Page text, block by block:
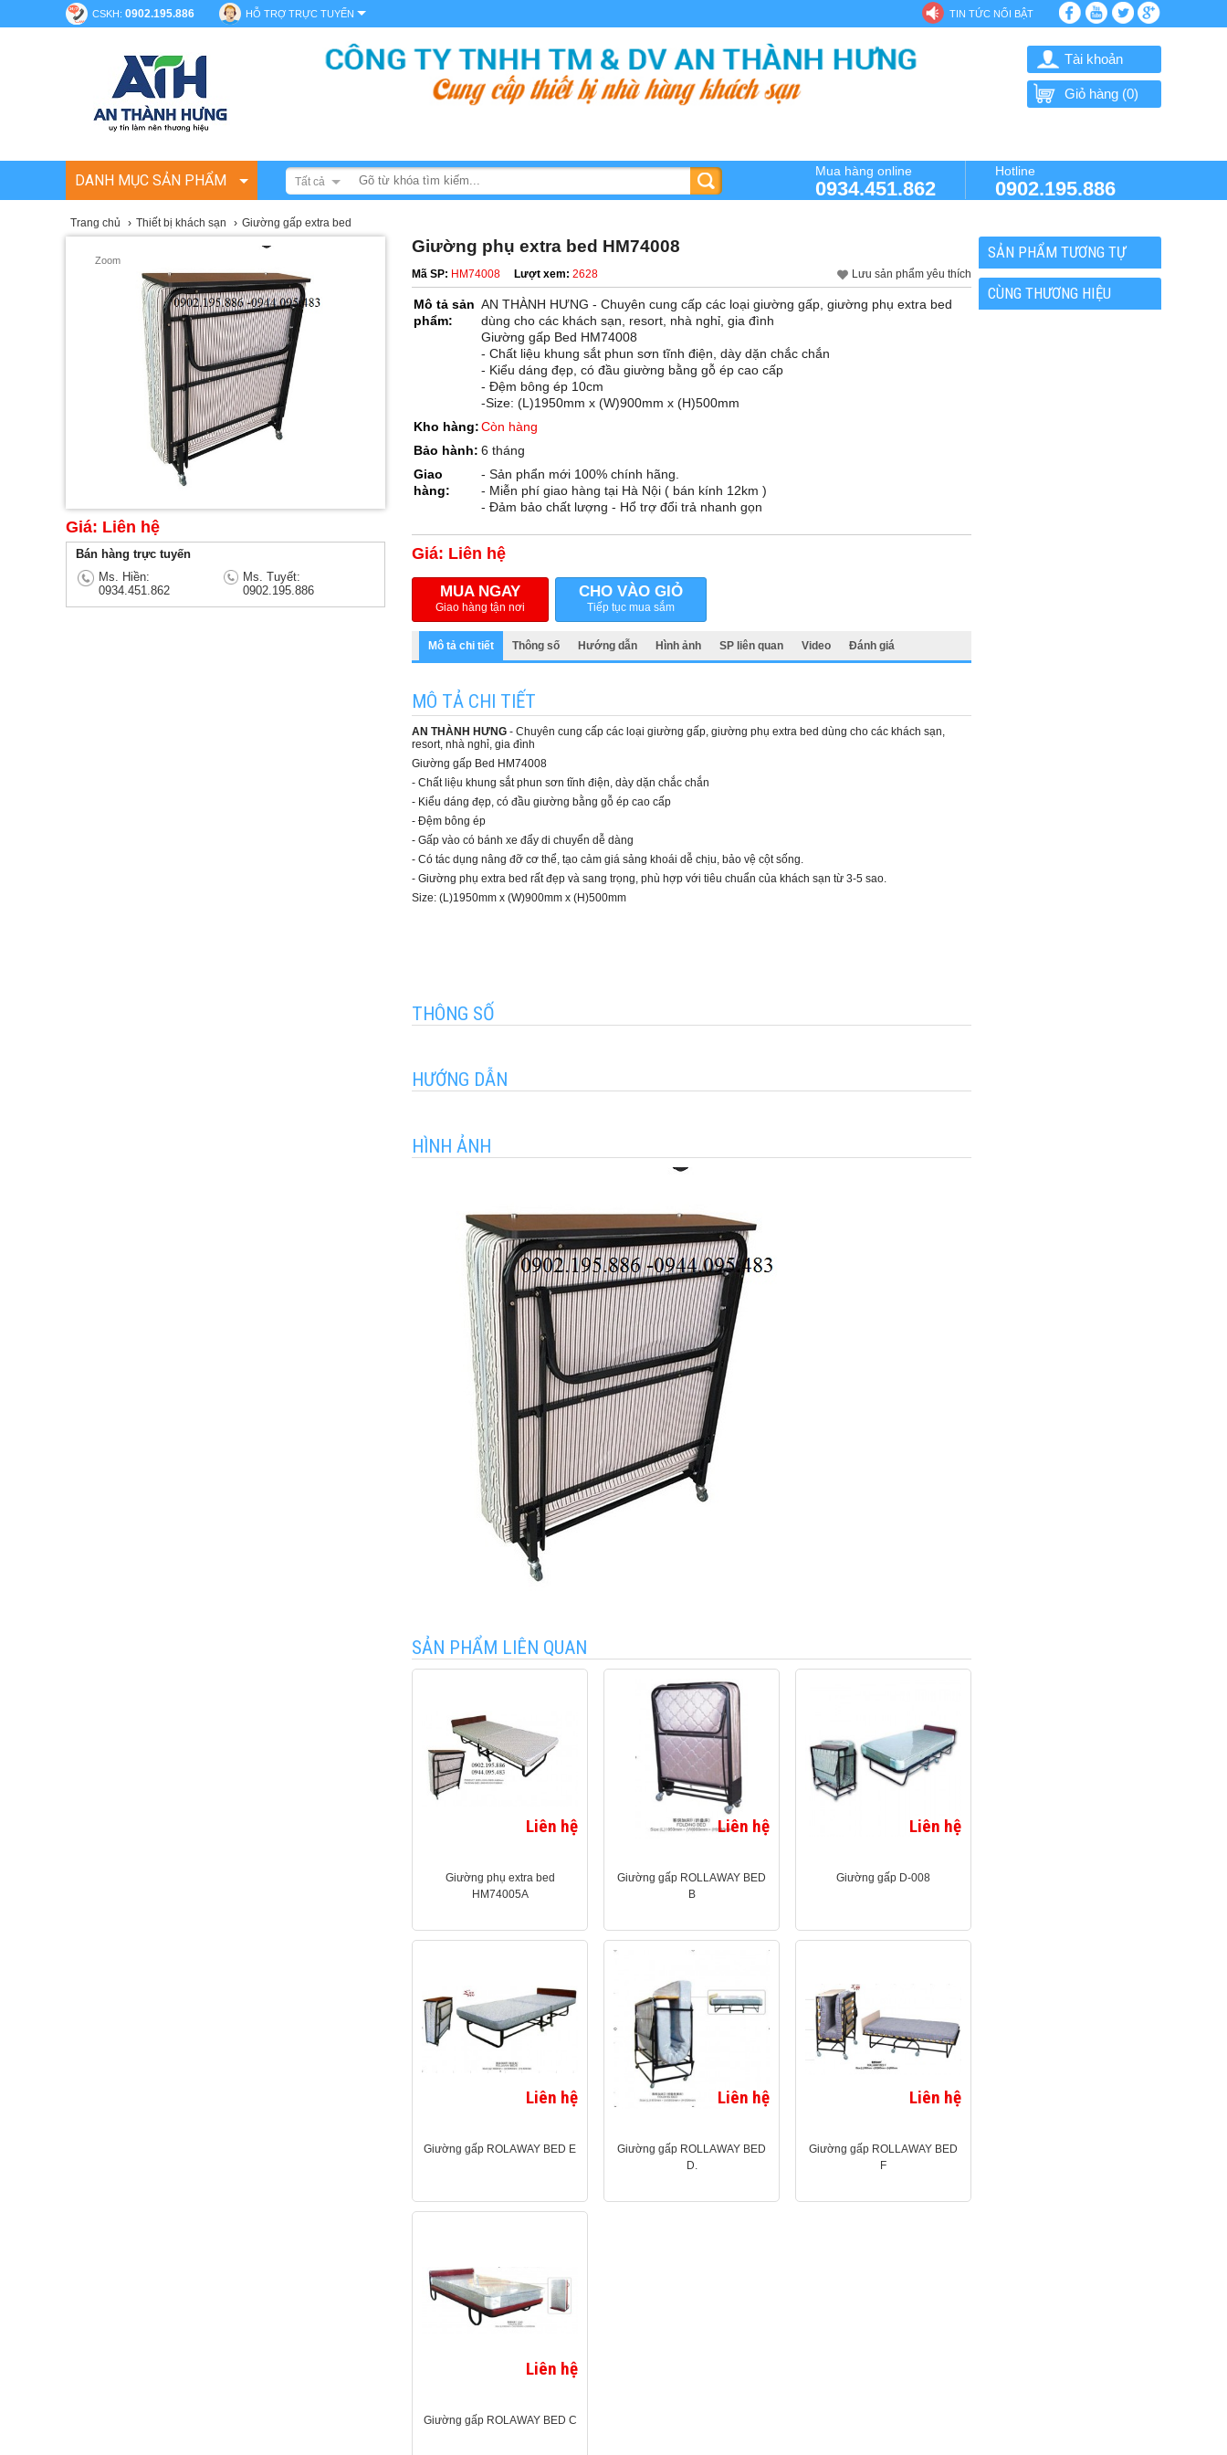
CSKH: 0902.195.886 HỖ TRỢ TRỰC TUYẾN TIN TỨC NỔI BẬT
Tài khoản
Giỏ hàng (0)
DANH MỤC SẢN PHẨM Tất cả
Mua hàng online
0934.451.862
Hotline
0902.195.886
Trang chủ › Thiết bị khách sạn › Giường gấp extra bed
Zoom
Giá: Liên hệ
Bán hàng trực tuyến
Ms. Hiền:
0934.451.862
Ms. Tuyết:
0902.195.886
Giường phụ extra bed HM74008
Mã SP: HM74008 Lượt xem: 2628 Lưu sản phẩm yêu thích
Mô tả sản
phẩm:
AN THÀNH HƯNG - Chuyên cung cấp các loại giường gấp, giường phụ extra bed
dùng cho các khách sạn, resort, nhà nghỉ, gia đình
Giường gấp Bed HM74008
- Chất liệu khung sắt phun sơn tĩnh điện, dày dặn chắc chắn
- Kiểu dáng đẹp, có đầu giường bằng gỗ ép cao cấp
- Đệm bông ép 10cm
-Size: (L)1950mm x (W)900mm x (H)500mm
Kho hàng: Còn hàng
Bảo hành: 6 tháng
Giao
hàng:
- Sản phẩn mới 100% chính hãng.
- Miễn phí giao hàng tại Hà Nội ( bán kính 12km )
- Đảm bảo chất lượng - Hổ trợ đổi trả nhanh gọn
Giá: Liên hệ
MUA NGAY
Giao hàng tận nơi
CHO VÀO GIỎ
Tiếp tục mua sắm
Mô tả chi tiết Thông số Hướng dẫn Hình ảnh SP liên quan Video Đánh giá
MÔ TẢ CHI TIẾT
AN THÀNH HƯNG - Chuyên cung cấp các loại giường gấp, giường phụ extra bed dùng cho các khách sạn,
resort, nhà nghỉ, gia đình
Giường gấp Bed HM74008
- Chất liệu khung sắt phun sơn tĩnh điện, dày dặn chắc chắn
- Kiểu dáng đẹp, có đầu giường bằng gỗ ép cao cấp
- Đệm bông ép
- Gấp vào có bánh xe đẩy di chuyển dễ dàng
- Có tác dụng nâng đỡ cơ thể, tạo cảm giá sảng khoái dễ chịu, bảo vệ cột sống.
- Giường phụ extra bed rất đẹp và sang trọng, phù hợp với tiêu chuẩn của khách sạn từ 3-5 sao.
Size: (L)1950mm x (W)900mm x (H)500mm
THÔNG SỐ
HƯỚNG DẪN
HÌNH ẢNH
SẢN PHẨM LIÊN QUAN
Liên hệ
Giường phụ extra bed
HM74005A
Liên hệ
Giường gấp ROLLAWAY BED
B
Liên hệ
Giường gấp D-008
Liên hệ
Giường gấp ROLAWAY BED E
Liên hệ
Giường gấp ROLLAWAY BED
D.
Liên hệ
Giường gấp ROLLAWAY BED
F
Liên hệ
Giường gấp ROLAWAY BED C
SẢN PHẨM TƯƠNG TỰ
CÙNG THƯƠNG HIỆU